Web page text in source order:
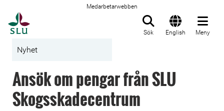
Medarbetarwebben
Sök English Meny
Nyhet
Ansök om pengar från SLU
Skogsskadecentrum